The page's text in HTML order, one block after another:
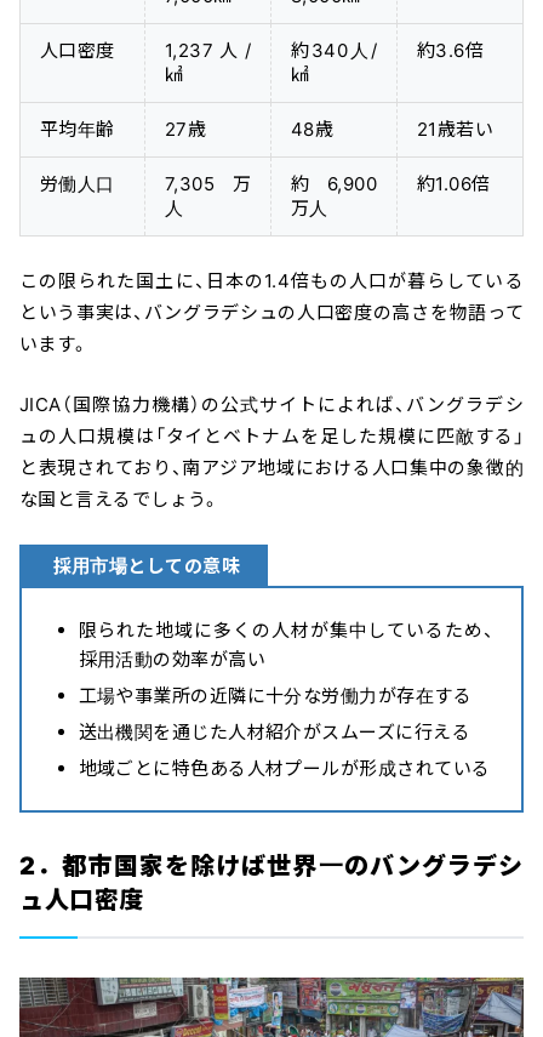
人口密度
1,237人/
㎢
約340人/
㎢
約3.6倍
平均年齢 27歳 48歳 21歳若い
労働人口
7,305万
人
約6,900
万人
約1.06倍
この限られた国土に、日本の1.4倍もの人口が暮らしている
という事実は、バングラデシュの人口密度の高さを物語って
います。
JICA（国際協力機構）の公式サイトによれば、バングラデシ
ュの人口規模は「タイとベトナムを足した規模に匹敵する」
と表現されており、南アジア地域における人口集中の象徴的
な国と言えるでしょう。
採用市場としての意味
限られた地域に多くの人材が集中しているため、
採用活動の効率が高い
工場や事業所の近隣に十分な労働力が存在する
送出機関を通じた人材紹介がスムーズに行える
地域ごとに特色ある人材プールが形成されている
2．都市国家を除けば世界一のバングラデシ
ュ人口密度